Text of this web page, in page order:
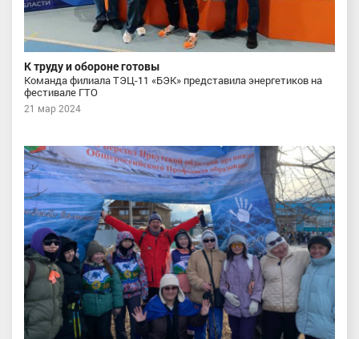
К труду и обороне готовы
Команда филиала ТЭЦ-11 «БЭК» представила энергетиков на
фестивале ГТО
21 мар 2024